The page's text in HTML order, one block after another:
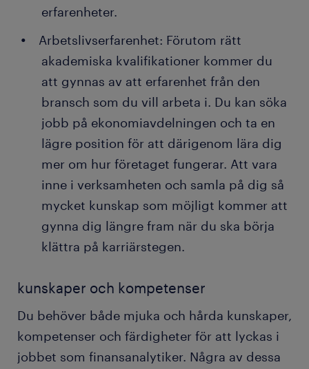
förbättra affärsverksamheten baserat på
investeringsmöjligheter och rekommenderar
sätt att öka intäkter och marknadsandelar.
Förutom att skriva rapporter behöver du även
göra prestationer för klienter och investerare.
Riskanalys: Du kan i rollen som finansanalytiker
specialisera dig inom riskanalys och utvärderar
och upptäcker potentiella risker i en ett
chefer att identifiera källor till förluster och att
minimera risker som involverar finansiella
investeringar. Detta för att öka intäkter och
vinster.
erfarenheter.
Arbetslivserfarenhet: Förutom rätt
akademiska kvalifikationer kommer du
att gynnas av att erfarenhet från den
bransch som du vill arbeta i. Du kan söka
jobb på ekonomiavdelningen och ta en
lägre position för att därigenom lära dig
mer om hur företaget fungerar. Att vara
inne i verksamheten och samla på dig så
mycket kunskap som möjligt kommer att
gynna dig längre fram när du ska börja
klättra på karriärstegen.
kunskaper och kompetenser
Du behöver både mjuka och hårda kunskaper,
kompetenser och färdigheter för att lyckas i
jobbet som finansanalytiker. Några av dessa